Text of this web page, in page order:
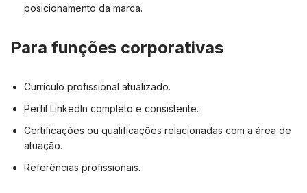
posicionamento da marca.
Para funções corporativas
Currículo profissional atualizado.
Perfil LinkedIn completo e consistente.
Certificações ou qualificações relacionadas com a área de
atuação.
Referências profissionais.